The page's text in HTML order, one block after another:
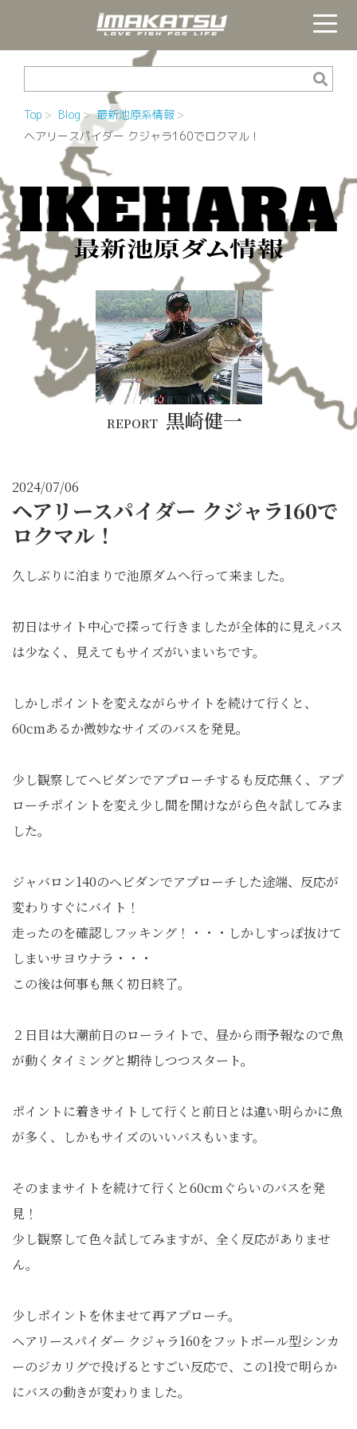
Top Blog
最新池原系情報
ヘアリースパイダー クジャラ160でロクマル！
REPORT 黒崎健一
2024/07/06
ヘアリースパイダー クジャラ160で
ロクマル！
久しぶりに泊まりで池原ダムへ行って来ました。
初日はサイト中心で探って行きましたが全体的に見えバス
は少なく、見えてもサイズがいまいちです。
しかしポイントを変えながらサイトを続けて行くと、
60cmあるか微妙なサイズのバスを発見。
少し観察してヘビダンでアプローチするも反応無く、アプ
ローチポイントを変え少し間を開けながら色々試してみま
した。
ジャバロン140のヘビダンでアプローチした途端、反応が
変わりすぐにバイト！
走ったのを確認しフッキング！・・・しかしすっぽ抜けて
しまいサヨウナラ・・・
この後は何事も無く初日終了。
２日目は大潮前日のローライトで、昼から雨予報なので魚
が動くタイミングと期待しつつスタート。
ポイントに着きサイトして行くと前日とは違い明らかに魚
が多く、しかもサイズのいいバスもいます。
そのままサイトを続けて行くと60cmぐらいのバスを発
見！
少し観察して色々試してみますが、全く反応がありませ
ん。
少しポイントを休ませて再アプローチ。
ヘアリースパイダー クジャラ160をフットボール型シンカ
ーのジカリグで投げるとすごい反応で、この1投で明らか
にバスの動きが変わりました。